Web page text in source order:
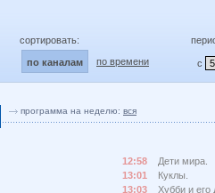
сортировать:
по каналам по времени с
программа на неделю: вся
12:58
Дети мира.
13:01
Куклы.
13:03
Хубби и его